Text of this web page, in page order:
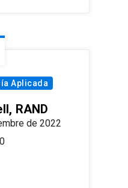
Aplicada
RAND
de 2022